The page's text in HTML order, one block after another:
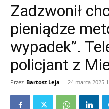
Zadzwonił
pieniądze
wypadek”.
policjant z
Przez Bartosz Leja - 24 marca 2025